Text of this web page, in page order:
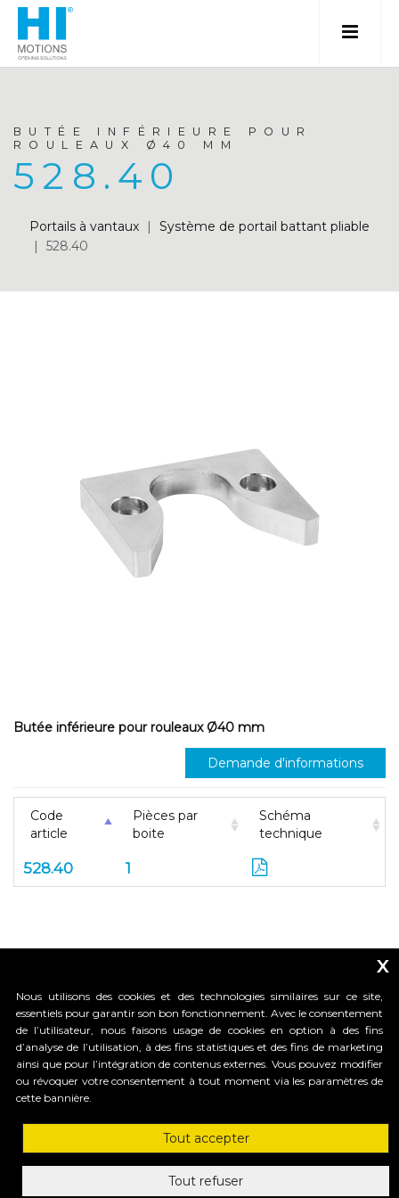
BUTÉE INFÉRIEURE POUR
ROULEAUX Ø40 MM
528.40
Portails à vantaux |
Système de portail battant pliable
|
528.40
Butée inférieure pour rouleaux Ø40 mm
Demande d'informations
Code
article
Pièces par
boite
Schéma
technique
528.40 1
_____________________________
HI-MOTIONS S.r.l.
Via dell'industria, 91 - 36030 Sarcedo (VI) Italy
mail: info@himotions.com
C.F. e P.IVA (IT): 03548520240 | Cap. Soc. € 10.000,00 i.v.
x
Nous utilisons des cookies et des technologies similaires sur ce site,
essentiels pour garantir son bon fonctionnement. Avec le consentement
de l’utilisateur, nous faisons usage de cookies en option à des fins
d’analyse de l’utilisation, à des fins statistiques et des fins de marketing
ainsi que pour l’intégration de contenus externes. Vous pouvez modifier
ou révoquer votre consentement à tout moment via les paramètres de
cette bannière.
Tout accepter
Tout refuser